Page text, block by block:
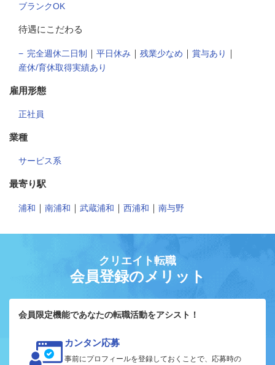
ブランクOK
待遇にこだわる
完全週休二日制 ｜ 平日休み ｜ 残業少なめ ｜ 賞与あり ｜
産休/育休取得実績あり
雇用形態
正社員
業種
サービス系
最寄り駅
浦和 ｜ 南浦和 ｜ 武蔵浦和 ｜ 西浦和 ｜ 南与野
クリエイト転職
会員登録のメリット
会員限定機能であなたの転職活動をアシスト！
カンタン応募
事前にプロフィールを登録しておくことで、応募時の